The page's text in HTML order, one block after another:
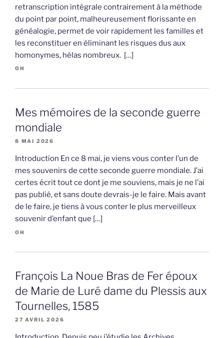
retranscription intégrale contrairement à la méthode
du point par point, malheureusement florissante en
généalogie, permet de voir rapidement les familles et
les reconstituer en éliminant les risques dus aux
homonymes, hélas nombreux. […]
OH
Mes mémoires de la seconde guerre
mondiale
8 MAI 2026
Introduction En ce 8 mai, je viens vous conter l’un de
mes souvenirs de cette seconde guerre mondiale. J’ai
certes écrit tout ce dont je me souviens, mais je ne l’ai
pas publié, et sans doute devrais-je le faire. Mais avant
de le faire, je tiens à vous conter le plus merveilleux
souvenir d’enfant que […]
OH
François La Noue Bras de Fer époux
de Marie de Luré dame du Plessis aux
Tournelles, 1585
27 AVRIL 2026